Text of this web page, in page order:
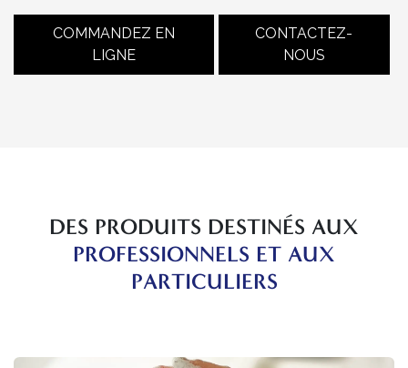
COMMANDEZ EN
LIGNE
CONTACTEZ-
NOUS
DES PRODUITS DESTINÉS AUX
PROFESSIONNELS ET AUX
PARTICULIERS